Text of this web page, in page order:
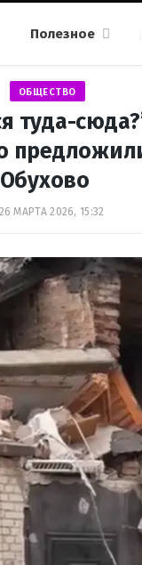
Полезное
ОБЩЕСТВО
туда-
Обухово
26 МАРТА 2026, 15:32